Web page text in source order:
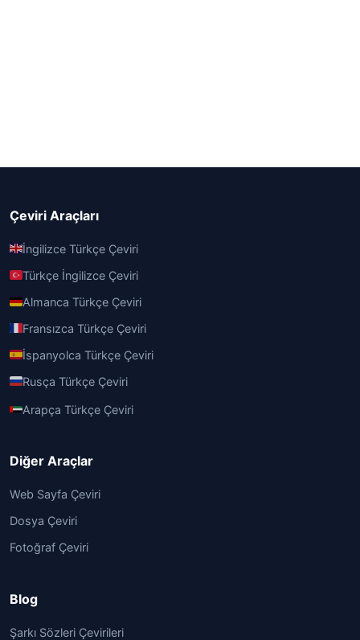
Çeviri Araçları
İngilizce Türkçe Çeviri
Türkçe İngilizce Çeviri
Almanca Türkçe Çeviri
Fransızca Türkçe Çeviri
İspanyolca Türkçe Çeviri
Rusça Türkçe Çeviri
Arapça Türkçe Çeviri
Diğer Araçlar
Web Sayfa Çeviri
Dosya Çeviri
Fotoğraf Çeviri
Blog
Şarkı Sözleri Çevirileri